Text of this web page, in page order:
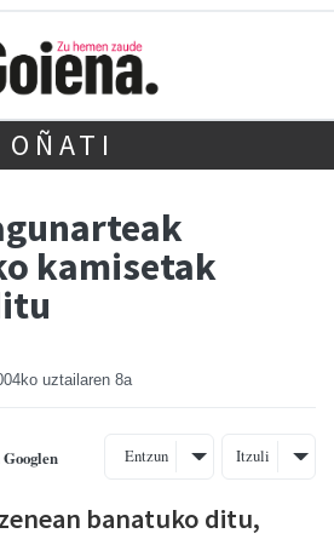
OÑATI
kamisetak
uztailaren 8a
Entzun Itzuli
banatuko ditu,